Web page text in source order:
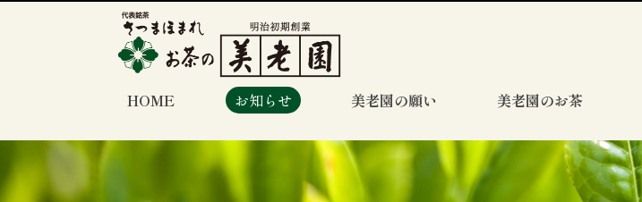
HOME お知らせ 美老園の願い 美老園のお茶